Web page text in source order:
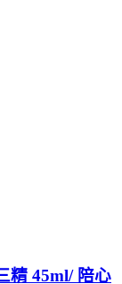
精 45ml/ 陪心